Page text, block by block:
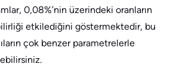
0,08%’nin üzerindeki oranların
etkilediğini göstermektedir, bu
çok benzer parametrelerle